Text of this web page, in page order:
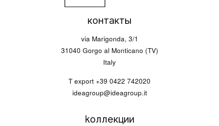
контакты
via Marigonda, 3/1
31040 Gorgo al Monticano (TV)
Italy
T export +39 0422 742020
ideagroup@ideagroup.it
kоллекции